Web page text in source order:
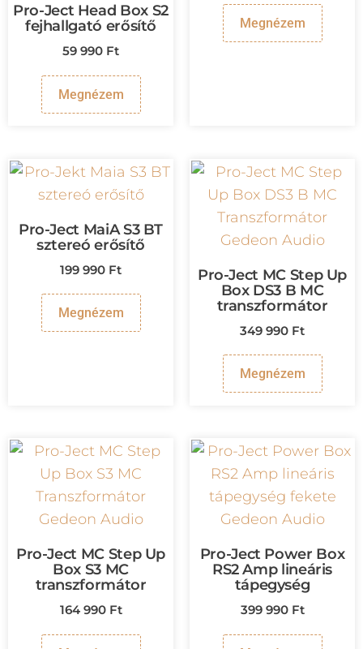
Pro-Ject Head Box S2
fejhallgató erősítő
59 990 Ft
Megnézem
Megnézem
Pro-Ject MaiA S3 BT
sztereó erősítő
199 990 Ft
Megnézem
Pro-Ject MC Step Up
Box DS3 B MC
transzformátor
349 990 Ft
Megnézem
Pro-Ject MC Step Up
Box S3 MC
transzformátor
164 990 Ft
Pro-Ject Power Box
RS2 Amp lineáris
tápegység
399 990 Ft